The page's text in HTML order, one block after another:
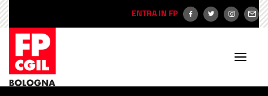
ENTRA IN FP